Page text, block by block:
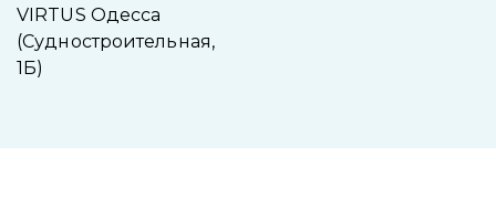
VIRTUS Одесса
(Судностроительная,
1Б)